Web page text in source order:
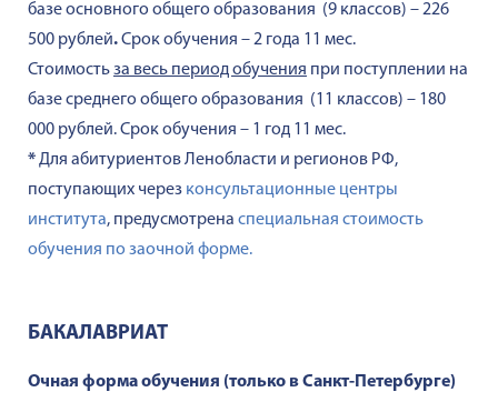
базе основного общего образования (9 классов) – 226
500 рублей.Срок обучения – 2 года 11 мес.
Стоимостьза весь период обучения при поступлении на
базе среднего общего образования (11 классов) – 180
000 рублей.Срок обучения – 1 год 11 мес.
*Для абитуриентов Ленобласти и регионов РФ,
поступающих через консультационные центры
института, предусмотрена специальная стоимость
обучения по заочной форме.
БАКАЛАВРИАТ
Очная форма обучения (только в Санкт-Петербурге)